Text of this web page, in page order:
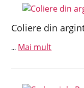
Coliere din
... Mai mult